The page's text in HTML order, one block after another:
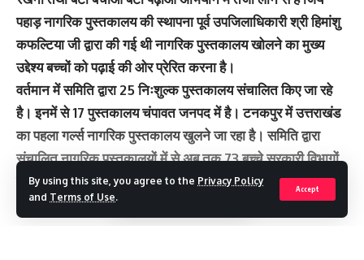
By using this site, you agree to the Privacy Policy
and Terms of Use.
Accept
पहाड़ नागरिक पुस्तकालय की स्थापना पूर्व उपजिलाधिकारी श्री हिमांशु
कफल्टिया जी द्वारा की गई थी नागरिक पुस्तकालय खोलने का मुख्य
उद्देश्य बच्चों को पढ़ाई की ओर प्रेरित करना है।
वर्तमान में समिति द्वारा 25 निःशुल्क पुस्तकालय संचालित किए जा रहे
है। इनमें से 17 पुस्तकालय चंपावत जनपद में है। टनकपुर में उत्तराखंड
का पहला गर्ल्स नागरिक पुस्तकालय खुलने जा रहा है। समिति द्वारा
संचालित नागरिक पुस्तकालयों में से अब तक 73 बच्चे सरकारी विभागों
में सेवा दे रहे हैं।